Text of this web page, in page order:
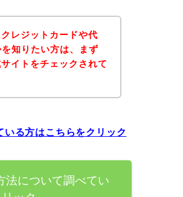
レジットカードや代
知りたい方は、まず
イトをチェックされて
る方はこちらをクリック
法について調べてい